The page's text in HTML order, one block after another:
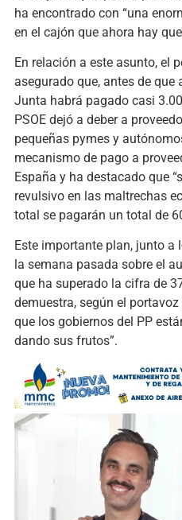
ha encontrado con “una
en el cajón que ahora hay
En relación a este asunto, el
asegurado que, antes de que
Junta habrá pagado casi
PSOE dejó a deber a
pequeñas pymes y
mecanismo de pago a
España y ha destacado que
revulsivo en las maltrechas
total se pagarán un total de
Este importante plan, junto a
la semana pasada sobre el
que ha superado la cifra de
demuestra, según el
que los gobiernos del PP
dando sus frutos”.